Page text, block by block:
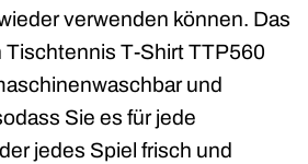
verwenden können. Das
Tischtennis T-Shirt TTP560
und
Sie es für jede
jedes Spiel frisch und